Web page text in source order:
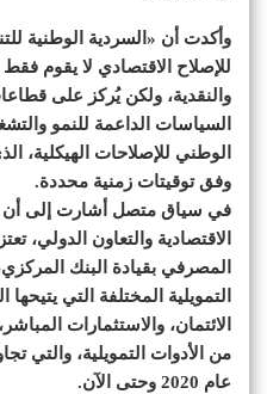
وأكدت أن «السردية الوطنية
للإصلاح الاقتصادي لا يقوم
والنقدية، ولكن يُركز على
السياسات الداعمة للنمو
الوطني للإصلاحات الهيكلية،
وفق توقيتات زمنية محددة.
في سياق متصل أشارت إلى أن
الاقتصادية والتعاون الدولي،
المصرفي بقيادة البنك
التمويلية المختلفة التي
الائتمان، والاستثمارات
عام 2020 وحتى الآن.